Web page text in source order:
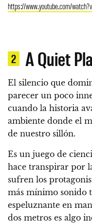
https://www.youtube.com/
2 A Quiet
El silencio que
parecer un poco
cuando la historia
ambiente donde el
de nuestro sillón.
Es un juego de
hace transpirar por
sufren los
más mínimo sonido
espeluznante en
dos metros es algo